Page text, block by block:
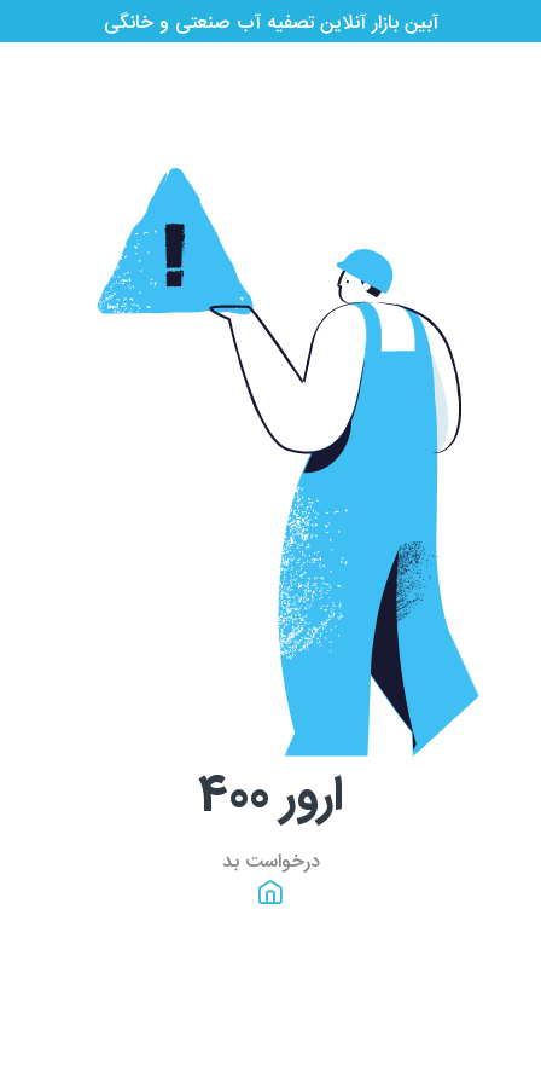
آبین بازار آنلاین تصفیه آب صنعتی و خانگی
ارور400
درخواست بد